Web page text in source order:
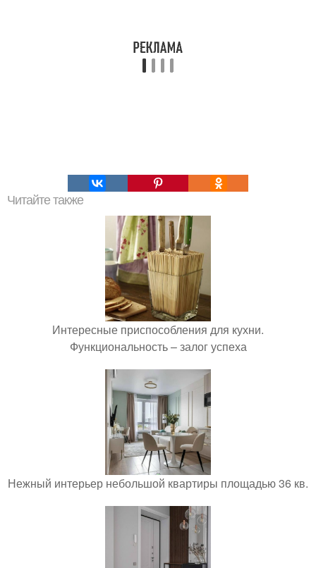
Читайте также
Интересные приспособления для кухни.
Функциональность – залог успеха
Нежный интерьер небольшой квартиры площадью 36 кв.